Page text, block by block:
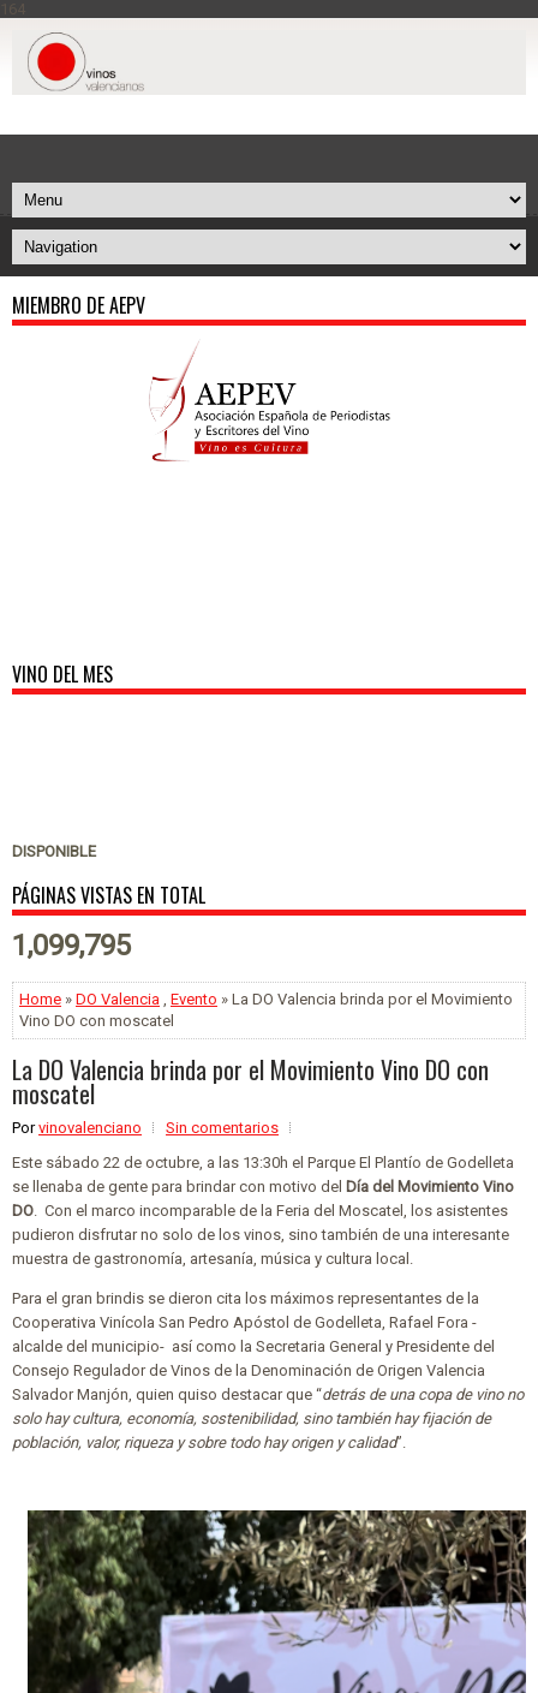
164
MIEMBRO DE AEPV
VINO DEL MES
DISPONIBLE
PÁGINAS VISTAS EN TOTAL
1,099,795
Home » DO Valencia Evento » La DO Valencia brinda por el Movimiento
Vino DO con moscatel
La DO Valencia brinda por el Movimiento Vino DO con
moscatel
Porvinovalenciano
Sin comentarios
Este sábado 22 de octubre, a las 13:30h el Parque El Plantío de Godelleta
se llenaba de gente para brindar con motivo del Día del Movimiento Vino
DO Con el marco incomparable de la Feria del Moscatel, los asistentes
pudieron disfrutar no solo de los vinos, sino también de una interesante
muestra de gastronomía, artesanía, música y cultura local.
Para el gran brindis se dieron cita los máximos representantes de la
Cooperativa Vinícola San Pedro Apóstol de Godelleta, Rafael Fora -
alcalde del municipio- así como la Secretaria General y Presidente del
Consejo Regulador de Vinos de la Denominación de Origen Valencia
Salvador Manjón, quien quiso destacar que “detrás de una copa de vino no
solo hay cultura, economía, sostenibilidad, sino también hay fijación de
población, valor, riqueza y sobre todo hay origen y calidad”.